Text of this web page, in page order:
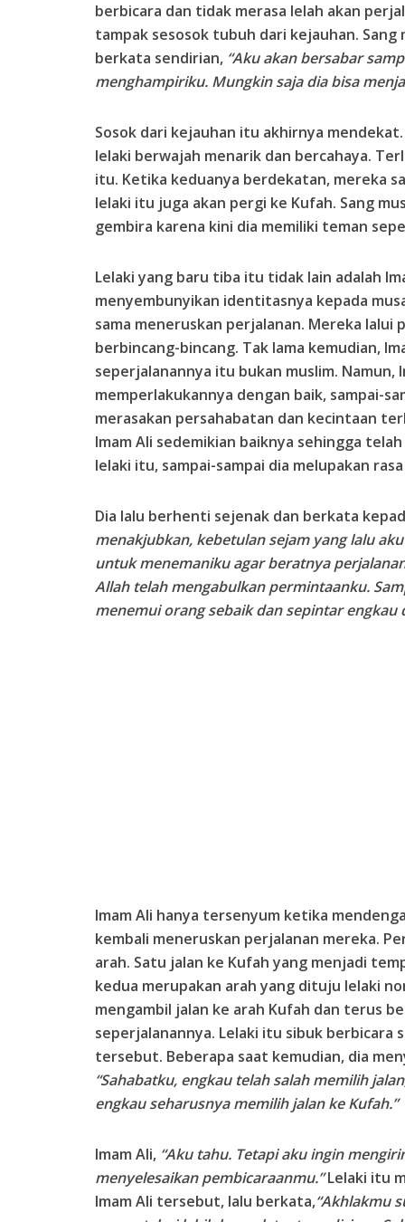
berbicara dan tidak merasa lelah akan
tampak sesosok tubuh dari kejauhan. Sang
berkata sendirian, “Aku akan bersabar
menghampiriku. Mungkin saja dia bisa
Sosok dari kejauhan itu akhirnya
lelaki berwajah menarik dan bercahaya.
itu. Ketika keduanya berdekatan, mereka
lelaki itu juga akan pergi ke Kufah. Sang
gembira karena kini dia memiliki teman
Lelaki yang baru tiba itu tidak lain adalah
menyembunyikan identitasnya kepada
sama meneruskan perjalanan. Mereka lalui
berbincang-bincang. Tak lama kemudian,
seperjalanannya itu bukan muslim. Namun,
memperlakukannya dengan baik, sampai-
merasakan persahabatan dan kecintaan
Imam Ali sedemikian baiknya sehingga
lelaki itu, sampai-sampai dia melupakan
Dia lalu berhenti sejenak dan berkata
menakjubkan, kebetulan sejam yang lalu
untuk menemaniku agar beratnya
Allah telah mengabulkan permintaanku.
menemui orang sebaik dan sepintar engkau
Imam Ali hanya tersenyum ketika
kembali meneruskan perjalanan mereka.
arah. Satu jalan ke Kufah yang menjadi
kedua merupakan arah yang dituju lelaki
mengambil jalan ke arah Kufah dan terus
seperjalanannya. Lelaki itu sibuk berbicara
tersebut. Beberapa saat kemudian, dia
“Sahabatku, engkau telah salah memilih
engkau seharusnya memilih jalan ke Kufah.”
Imam Ali, “Aku tahu. Tetapi aku ingin
menyelesaikan pembicaraanmu.”Lelaki itu
Imam Ali tersebut, lalu berkata,“Akhlakmu